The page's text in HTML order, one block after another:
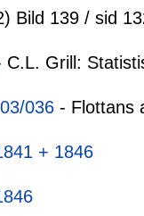
Bild 139 / sid
C.L. Grill:
036 - Flottans
+ 1846